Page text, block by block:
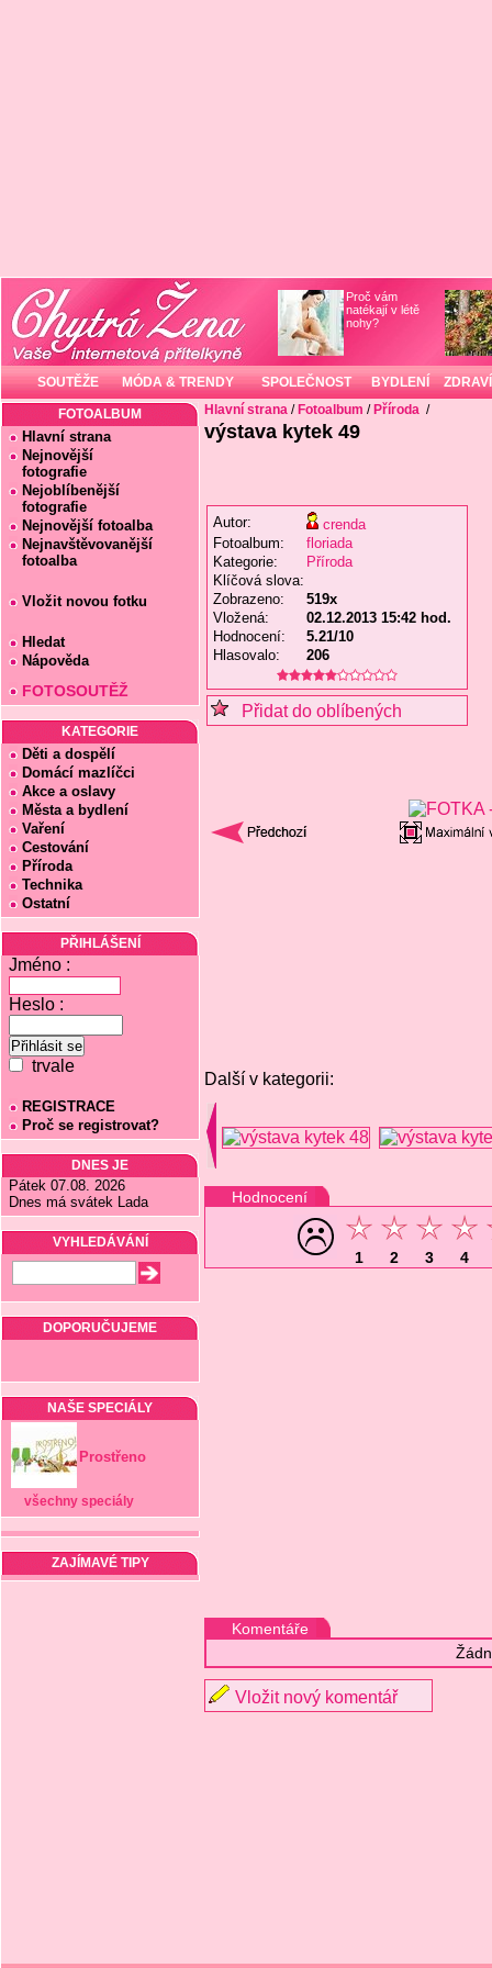
Proč vám
natékají v létě
nohy?
SOUTĚŽE MÓDA & TRENDY SPOLEČNOST BYDLENÍ ZDRAVÍ
FOTOALBUM
Hlavní strana
Nejnovější
fotografie
Nejoblíbenější
fotografie
Nejnovější fotoalba
Nejnavštěvovanější
fotoalba
Vložit novou fotku
Hledat
Nápověda
FOTOSOUTĚŽ
KATEGORIE
Děti a dospělí
Domácí mazlíčci
Akce a oslavy
Města a bydlení
Vaření
Cestování
Příroda
Technika
Ostatní
PŘIHLÁŠENÍ
Jméno :
Heslo :
trvale
REGISTRACE
Proč se registrovat?
DNES JE
Pátek 07.08. 2026
Dnes má svátek Lada
VYHLEDÁVÁNÍ
DOPORUČUJEME
NAŠE SPECIÁLY
Prostřeno
všechny speciály
ZAJÍMAVÉ TIPY
Hlavní strana / Fotoalbum / Příroda /
výstava kytek 49
Autor:
crenda
Fotoalbum:
floriada
Kategorie:
Příroda
Klíčová slova:
Zobrazeno:
519x
Vložená:
02.12.2013 15:42 hod.
Hodnocení:
5.21/10
Hlasovalo:
206
Přidat do oblíbených
Další v kategorii:
Hodnocení
1 2 3 4
Komentáře
Vložit nový komentář